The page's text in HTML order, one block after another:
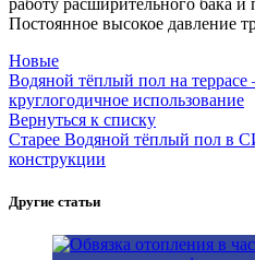
Постоянное высокое давление
Новые
Водяной тёплый пол на
круглогодичное использование
Вернуться к списку
Старее Водяной тёплый пол в
конструкции
Другие статьи